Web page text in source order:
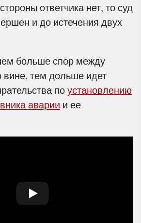
ответчика нет, то суд
и до истечения двух
больше спор между
вине, тем дольше идет
поустановлению
аварии и ее